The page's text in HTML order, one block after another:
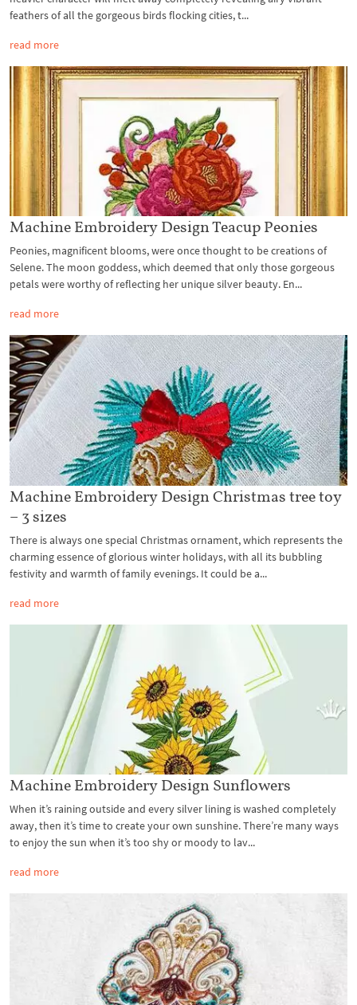
feathers of all the gorgeous birds flocking cities, t...
read more
Machine Embroidery Design Teacup Peonies
Peonies, magnificent blooms, were once thought to be creations of
Selene. The moon goddess, which deemed that only those gorgeous
petals were worthy of reflecting her unique silver beauty. En...
read more
Machine Embroidery Design Christmas tree toy
– 3 sizes
There is always one special Christmas ornament, which represents the
charming essence of glorious winter holidays, with all its bubbling
festivity and warmth of family evenings. It could be a...
read more
Machine Embroidery Design Sunflowers
When it’s raining outside and every silver lining is washed completely
away, then it’s time to create your own sunshine. There’re many ways
to enjoy the sun when it’s too shy or moody to lav...
read more